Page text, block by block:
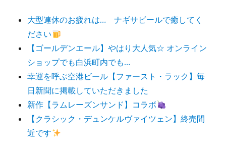
大型連休のお疲れは… ナギサビールで癒してく
ださい
【ゴールデンエール】やはり大人気☆ オンライン
ショップでも白浜町内でも…
幸運を呼ぶ空港ビール【ファースト・ラック】毎
日新聞に掲載していただきました
新作【ラムレーズンサンド】コラボ
【クラシック・デュンケルヴァイツェン】終売間
近です